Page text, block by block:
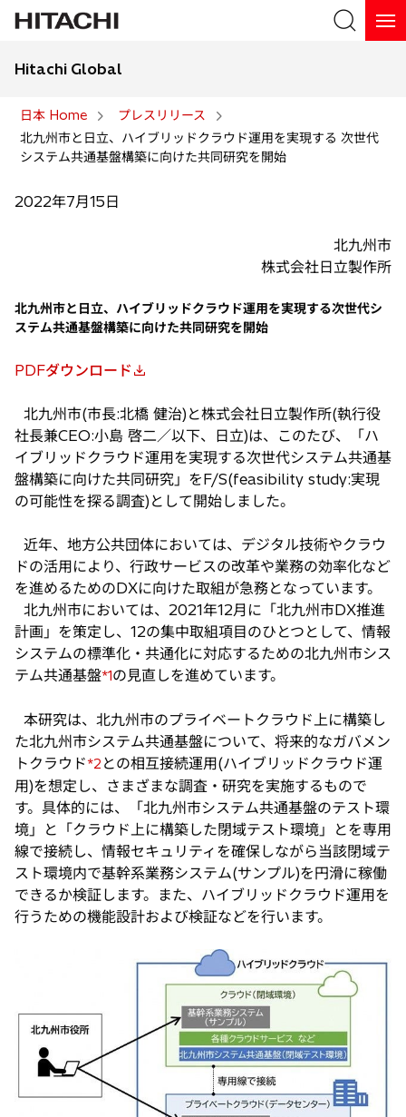
検索
Hitachi Global
日本 Home
プレスリリース
北九州市と日立、ハイブリッドクラウド運用を実現する 次世代
システム共通基盤構築に向けた共同研究を開始
2022年7月15日
北九州市
株式会社日立製作所
北九州市と日立、ハイブリッドクラウド運用を実現する次世代シ
ステム共通基盤構築に向けた共同研究を開始
PDFダウンロード
新
い
タ
ブ
で
開
北九州市(市長:北橋 健治)と株式会社日立製作所(執行役
社長兼CEO:小島 啓二／以下、日立)は、このたび、「ハ
イブリッドクラウド運用を実現する次世代システム共通基
盤構築に向けた共同研究」をF/S(feasibility study:実現
の可能性を探る調査)として開始しました。
近年、地方公共団体においては、デジタル技術やクラウ
ドの活用により、行政サービスの改革や業務の効率化など
を進めるためのDXに向けた取組が急務となっています。
北九州市においては、2021年12月に「北九州市DX推進
計画」を策定し、12の集中取組項目のひとつとして、情報
システムの標準化・共通化に対応するための北九州市シス
テム共通基盤*1の見直しを進めています。
本研究は、北九州市のプライベートクラウド上に構築し
た北九州市システム共通基盤について、将来的なガバメン
トクラウド*2 との相互接続運用(ハイブリッドクラウド運
用)を想定し、さまざまな調査・研究を実施するもので
す。具体的には、「北九州市システム共通基盤のテスト環
境」と「クラウド上に構築した閉域テスト環境」とを専用
線で接続し、情報セキュリティを確保しながら当該閉域テ
スト環境内で基幹系業務システム(サンプル)を円滑に稼働
できるか検証します。また、ハイブリッドクラウド運用を
行うための機能設計および検証などを行います。